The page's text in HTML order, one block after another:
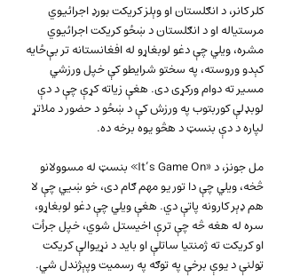
کلر کانر، د انګلستان او وېلز کریکت بورډ اجرائیوي
مرستیاله او د انګلستان د ښځو کریکت اجرائیوي
مشره، ویلي چې دغو لوبغاړو له افغانستانه تر بې‌ځایه
کېدو وروسته، په سختو شرایطو کې خپل ورزشي
مسیر ته دوام ورکړی دی. هغې زیاته کړې چې د دې
لوبډلې کوربتوب په ورزش کې د ښځو د حضور د ملاتړ
لپاره د دې بنسټ د هڅو یوه برخه ده.
مل جونز، د «It’s Game On» بنسټ له مسوولانو
څخه، ویلي چې دا تور یو مهم ګام دی، خو ښيي چې لا
هم ډېر کارونه پاتې دي. هغې ویلي چې دغو لوبغاړو،
سره له هغه څه چې ترې اخیستل شوي، خپل جرأت
او کریکت ته ژمنتیا ساتلې او باید د نړیوالې کریکت
ټولنې د یوې برخې په توګه په رسمیت وپېژندل شي.